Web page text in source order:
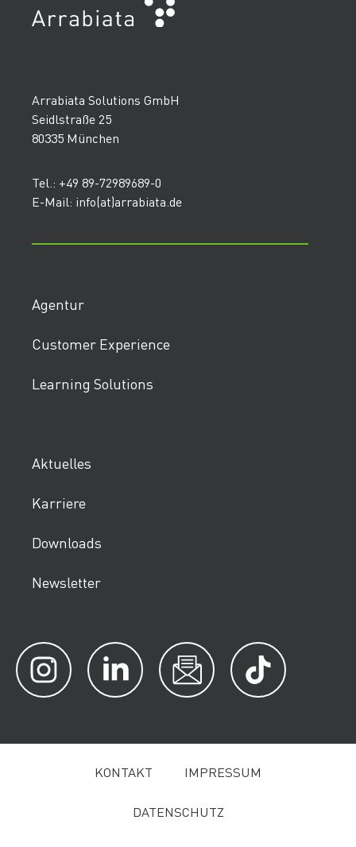
Arrabiata Solutions GmbH
Seidlstraße 25
80335 München
Tel.: +49 89-72989689-0
E-Mail: info(at)arrabiata.de
Agentur
Customer Experience
Learning Solutions
Aktuelles
Karriere
Downloads
Newsletter
KONTAKT IMPRESSUM
DATENSCHUTZ